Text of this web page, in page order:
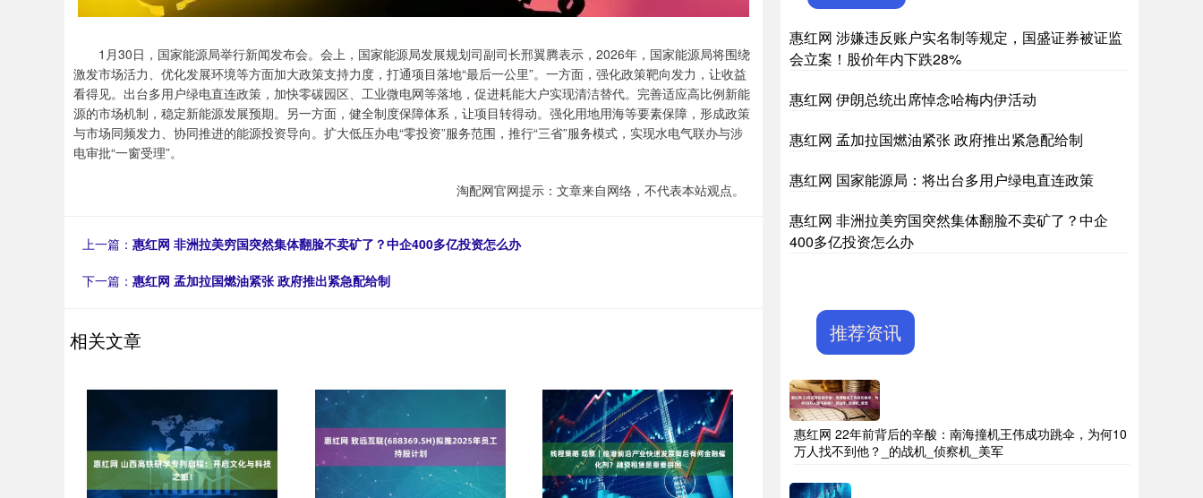
1月30日，国家能源局举行新闻发布会。会上，国家能源局发展规划司副司长邢翼腾表示，2026年，国家能源局将围绕
激发市场活力、优化发展环境等方面加大政策支持力度，打通项目落地“最后一公里”。一方面，强化政策靶向发力，让收益
看得见。出台多用户绿电直连政策，加快零碳园区、工业微电网等落地，促进耗能大户实现清洁替代。完善适应高比例新能
源的市场机制，稳定新能源发展预期。另一方面，健全制度保障体系，让项目转得动。强化用地用海等要素保障，形成政策
与市场同频发力、协同推进的能源投资导向。扩大低压办电“零投资”服务范围，推行“三省”服务模式，实现水电气联办与涉
电审批“一窗受理”。
淘配网官网提示：文章来自网络，不代表本站观点。
上一篇： 惠红网 非洲拉美穷国突然集体翻脸不卖矿了？中企400多亿投资怎么办
下一篇： 惠红网 孟加拉国燃油紧张 政府推出紧急配给制
相关文章
惠红网 涉嫌违反账户实名制等规定，国盛证券被证监
会立案！股价年内下跌28%
惠红网 伊朗总统出席悼念哈梅内伊活动
惠红网 孟加拉国燃油紧张 政府推出紧急配给制
惠红网 国家能源局：将出台多用户绿电直连政策
惠红网 非洲拉美穷国突然集体翻脸不卖矿了？中企
400多亿投资怎么办
推荐资讯
惠红网 22年前背后的辛酸：南海撞机王伟成功跳伞，为何10
万人找不到他？_的战机_侦察机_美军